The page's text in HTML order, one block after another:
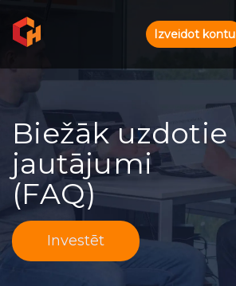
Izveidot kontu
Biežāk uzdotie
jautājumi
(FAQ)
Investēt